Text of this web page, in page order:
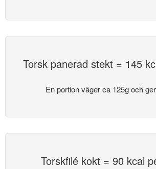
Torsk panerad stekt = 145
En portion väger ca 125g och
Torskfilé kokt = 90 kcal